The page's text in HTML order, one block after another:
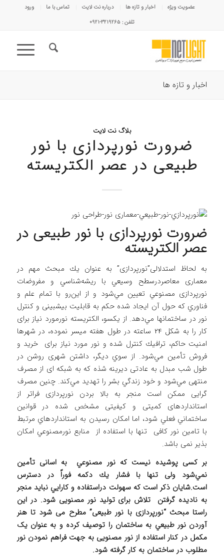
عضویت ویژه اخبار و تازه ها درباره نت لایت تماس با ما
ورود
تلفن : ۳۲۱۹۲۶۵-۰۹۲۱
اخبار و تازه ها
بلاگ نت لایت
ضرورت نورپردازی با نور
طبيعی در عصر الكتريسته
ضرورت نورپردازی با نور طبيعی در
عصر الكتريسته
به لحاظ استدلالی”نورپردازی” به عنوان يك مبحث مهم در
معماری معاصردرسطح وسيعي با ريشه‌شناسي و مفروضات
نورپردازی مصنوعي تعيين مي‌شود و از اين‌رو با تمام علم و
فناوري كه حول آن ايجاد شده حكم به قابلیت بیشبینی و كنترل
نور در ساختمانها مي‌دهد. از يكسو، الكتريسته نورمورد نیاز برای
کار را به شكل 24 ساعته در طول هفته ميسر نموده، در شهرها
امنيت حاکم، ترافيك كنترل شده و نور مورد نیاز برای خريد و
فروش تأمين مي‌شود. از سوي ديگر، داشتن شهری روشن در
طول شب مبدل به عادتی دیرینه شذه كه به شبکه ای از مصرف
منتهی مي‌شود و خود زندگي بشر را تهديد مي‌كند. چنین مصرف
گرایی ممكن است منجر به بالا بردن نورپردازی فراتر از
استاندارد‌های كميتی و کیفیتی مشخص شده در قوانين
ساختماني فعلي شود، اما امکان رسیدن به استانداردهاي مرتبط
با تامین نور کافی تنها با استفاده از منابع نورمصنوعي امکان
بذیر نمی باشد.
بر کسی پوشیده نیست كه نور مصنوعي به اسانی تأمين
نمي‌شود ولی تنها با فشار يك دكمه فوراً در دسترس
است.شایان ذکر است که سهولت دراستفاده و كارايي نباید منجر
به نادیده گرفتن تلاش برای تولید نور مصنویی شود. در اين
راستا مبحث “نورپردازی با نور طبيعی” مطرح می شود تا هنر
آوردن نور طبيعي به ساختمان را توصيف کرده و به عنوان یک
مکمل در کنار استفاده از نور مصنویی به جهت فراهم نمودن نور
مطلوب در ساختمان به کار گرفته شود.